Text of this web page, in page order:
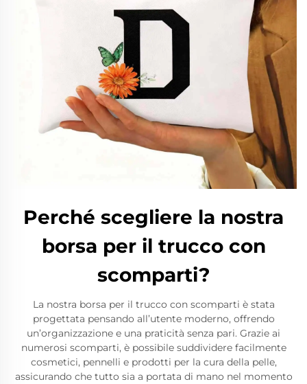
Perché scegliere la nostra
borsa per il trucco con
scomparti?
La nostra borsa per il trucco con scomparti è stata
progettata pensando all’utente moderno, offrendo
un’organizzazione e una praticità senza pari. Grazie ai
numerosi scomparti, è possibile suddividere facilmente
cosmetici, pennelli e prodotti per la cura della pelle,
assicurando che tutto sia a portata di mano nel momento